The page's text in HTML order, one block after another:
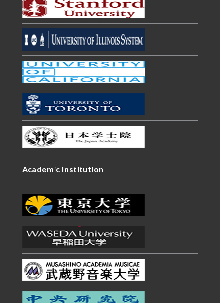
Academic Institution